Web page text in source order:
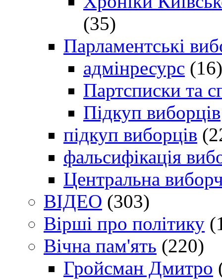
(35)
Парламентські
адмінресурс (16)
Партсписки та
Підкуп виборців
підкуп виборців
фальсифікація
Центральна
ВІДЕО (303)
Вірші про політику
Вічна пам'ять (220)
Гройсман Дмитро